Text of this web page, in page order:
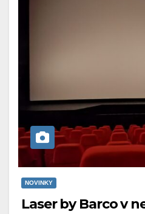
NOVINKY
Laser by Barco v